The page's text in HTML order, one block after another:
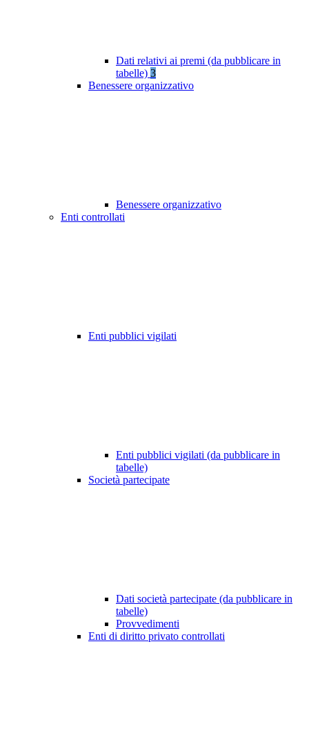
Dati relativi ai premi (da pubblicare in
tabelle) 3
Benessere organizzativo
Benessere organizzativo
Enti controllati
Enti pubblici vigilati
Enti pubblici vigilati (da pubblicare in
tabelle)
Società partecipate
Dati società partecipate (da pubblicare in
tabelle)
Provvedimenti
Enti di diritto privato controllati